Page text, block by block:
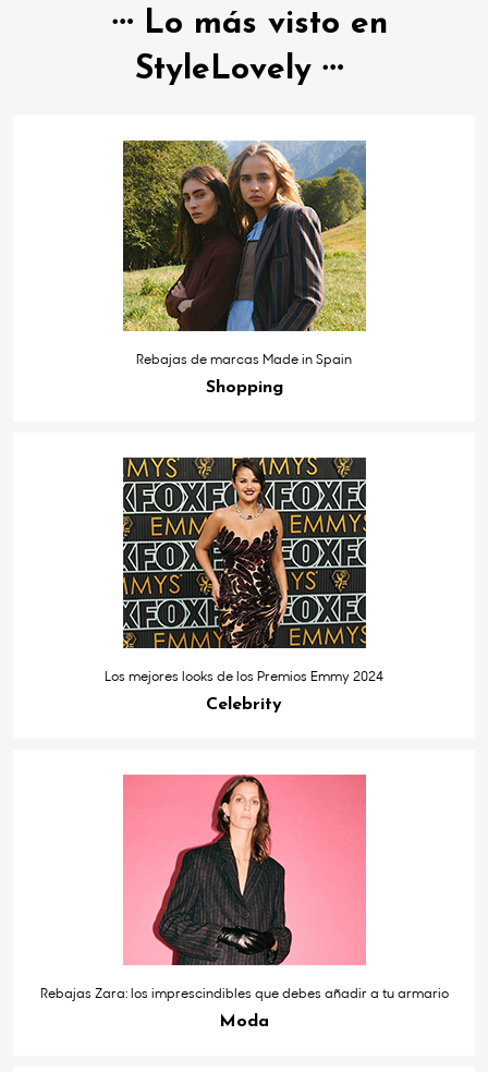
Lo más visto en
StyleLovely
Rebajas de marcas Made in Spain
Shopping
Los mejores looks de los Premios Emmy 2024
Celebrity
Rebajas Zara: los imprescindibles que debes añadir a tu armario
Moda